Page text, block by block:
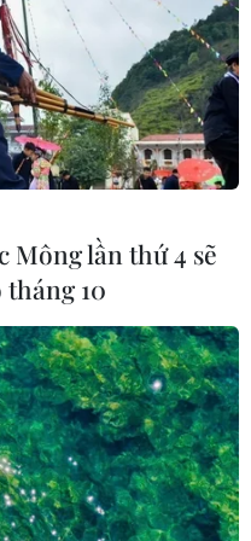
ở Lào
dự
Thành
tốc
9
1 đoạn
Mông lần thứ 4 sẽ
10